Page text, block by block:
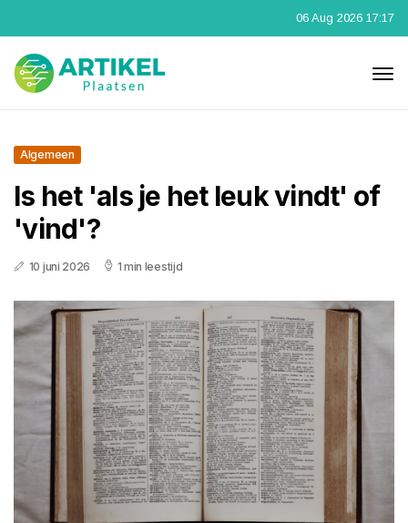
06 Aug 2026 17:17
Algemeen
Is het 'als je het leuk vindt' of
'vind'?
10 juni 2026 1 min leestijd